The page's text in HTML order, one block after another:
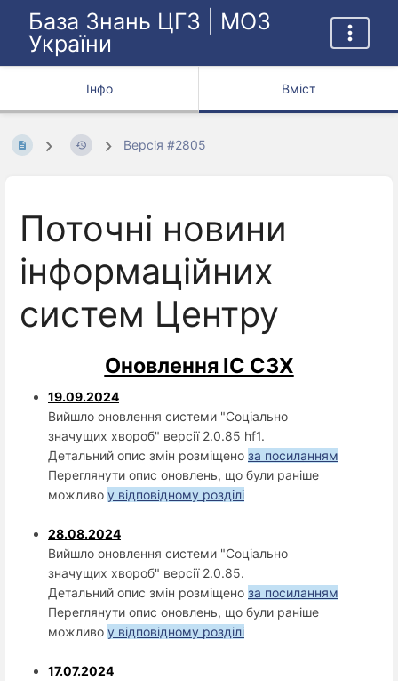
База Знань ЦГЗ | МОЗ
України
Інфо Вміст
Версія #2805
Поточні новини
інформаційних
систем Центру
Оновлення ІС СЗХ
19.09.2024
Вийшло оновлення системи "Соціально
значущих хвороб" версії 2.0.85 hf1.
Детальний опис змін розміщено за посиланням
Переглянути опис оновлень, що були раніше
можливо у відповідному розділі
28.08.2024
Вийшло оновлення системи "Соціально
значущих хвороб" версії 2.0.85.
Детальний опис змін розміщено за посиланням
Переглянути опис оновлень, що були раніше
можливо у відповідному розділі
17.07.2024